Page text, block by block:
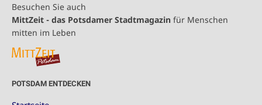
Besuchen Sie auch
MittZeit - das Potsdamer Stadtmagazin für Menschen
mitten im Leben
POTSDAM ENTDECKEN